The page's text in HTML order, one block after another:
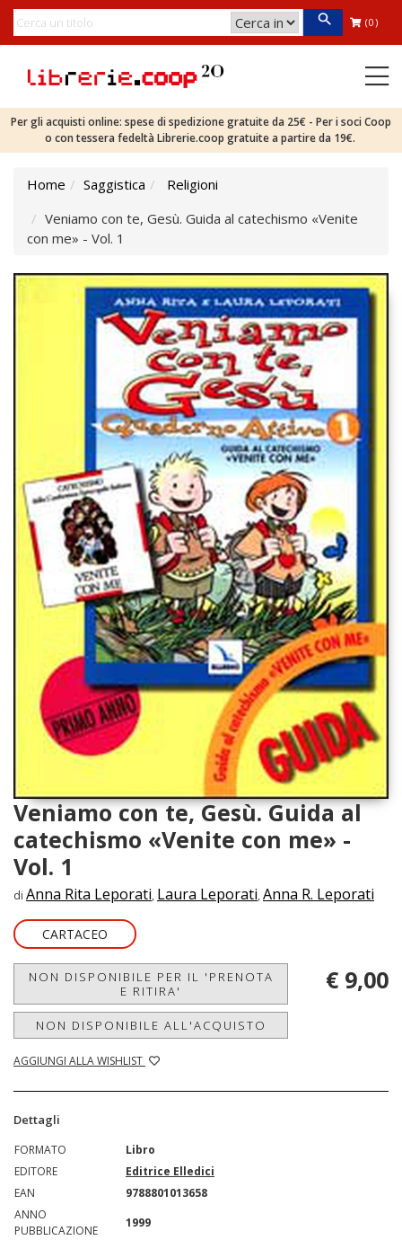
(0)
Per gli acquisti online: spese di spedizione gratuite da 25€ - Per i soci Coop
o con tessera fedeltà Librerie.coop gratuite a partire da 19€.
Home Saggistica
Religioni
Veniamo con te, Gesù. Guida al catechismo «Venite
con me» - Vol. 1
Veniamo con te, Gesù. Guida al
catechismo «Venite con me» -
Vol. 1
di Anna Rita Leporati, Laura Leporati, Anna R. Leporati
CARTACEO
NON DISPONIBILE PER IL 'PRENOTA
E RITIRA'
NON DISPONIBILE ALL'ACQUISTO
AGGIUNGI ALLA WISHLIST
€ 9,00
Dettagli
FORMATO
Libro
EDITORE
Editrice Elledici
EAN
9788801013658
ANNO
PUBBLICAZIONE
1999